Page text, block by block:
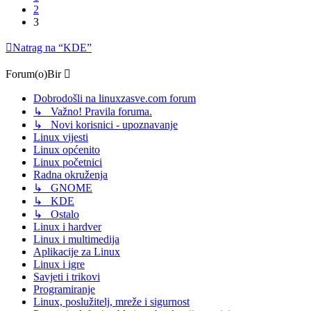
2
3
Natrag na “KDE”
Forum(o)Bir
Dobrodošli na linuxzasve.com forum
↳ Važno! Pravila foruma.
↳ Novi korisnici - upoznavanje
Linux vijesti
Linux općenito
Linux početnici
Radna okruženja
↳ GNOME
↳ KDE
↳ Ostalo
Linux i hardver
Linux i multimedija
Aplikacije za Linux
Linux i igre
Savjeti i trikovi
Programiranje
Linux, poslužitelj, mreže i sigurnost